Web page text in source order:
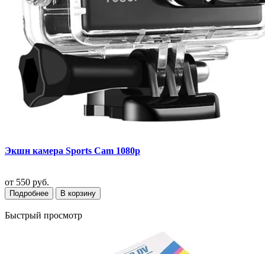
Экшн камера Sports Cam 1080p
от 550 руб.
Подробнее В корзину
Быстрый просмотр